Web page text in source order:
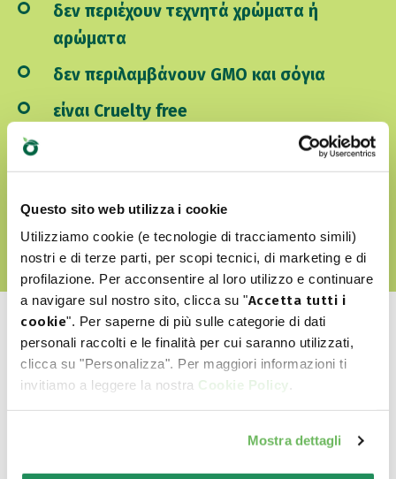
Questo sito web utilizza i cookie
Utilizziamo cookie (e tecnologie di tracciamento simili)
nostri e di terze parti, per scopi tecnici, di marketing e di
profilazione. Per acconsentire al loro utilizzo e continuare
a navigare sul nostro sito, clicca su "Accetta tutti i
cookie". Per saperne di più sulle categorie di dati
personali raccolti e le finalità per cui saranno utilizzati,
clicca su "Personalizza". Per maggiori informazioni ti
invitiamo a leggere la nostra Cookie Policy.
Mostra dettagli
δεν περιέχουν τεχνητά χρώματα ή
αρώματα
δεν περιλαμβάνουν GMO και σόγια
είναι Cruelty free
Ποιο είναι το αγαπημένο